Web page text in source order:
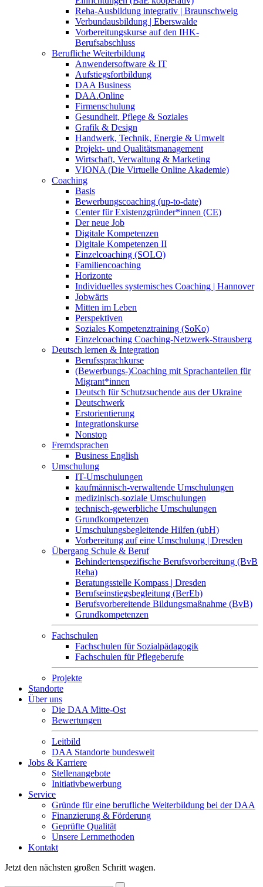
Reha-Ausbildung integrativ | Braunschweig
Verbundausbildung | Eberswalde
Vorbereitungskurse auf den IHK-
Berufsabschluss
Berufliche Weiterbildung
Anwendersoftware & IT
Aufstiegsfortbildung
DAA Business
DAA.Online
Firmenschulung
Gesundheit, Pflege & Soziales
Grafik & Design
Handwerk, Technik, Energie & Umwelt
Projekt- und Qualitätsmanagement
Wirtschaft, Verwaltung & Marketing
VIONA (Die Virtuelle Online Akademie)
Coaching
Basis
Bewerbungscoaching (up-to-date)
Center für Existenzgründer*innen (CE)
Der neue Job
Digitale Kompetenzen
Digitale Kompetenzen II
Einzelcoaching (SOLO)
Familiencoaching
Horizonte
Individuelles systemisches Coaching | Hannover
Jobwärts
Mitten im Leben
Perspektiven
Soziales Kompetenztraining (SoKo)
Einzelcoaching Coaching-Netzwerk-Strausberg
Deutsch lernen & Integration
Berufssprachkurse
(Bewerbungs-)Coaching mit Sprachanteilen für
Migrant*innen
Deutsch für Schutzsuchende aus der Ukraine
Deutschwerk
Erstorientierung
Integrationskurse
Nonstop
Fremdsprachen
Business English
Umschulung
IT-Umschulungen
kaufmännisch-verwaltende Umschulungen
medizinisch-soziale Umschulungen
technisch-gewerbliche Umschulungen
Grundkompetenzen
Umschulungsbegleitende Hilfen (ubH)
Vorbereitung auf eine Umschulung | Dresden
Übergang Schule & Beruf
Behindertenspezifische Berufsvorbereitung (BvB
Reha)
Beratungsstelle Kompass | Dresden
Berufseinstiegsbegleitung (BerEb)
Berufsvorbereitende Bildungsmaßnahme (BvB)
Grundkompetenzen
Fachschulen
Fachschulen für Sozialpädagogik
Fachschulen für Pflegeberufe
Projekte
Standorte
Über uns
Die DAA Mitte-Ost
Bewertungen
Leitbild
DAA Standorte bundesweit
Jobs & Karriere
Stellenangebote
Initiativbewerbung
Service
Gründe für eine berufliche Weiterbildung bei der DAA
Finanzierung & Förderung
Geprüfte Qualität
Unsere Lernmethoden
Kontakt
Jetzt den nächsten großen Schritt wagen.